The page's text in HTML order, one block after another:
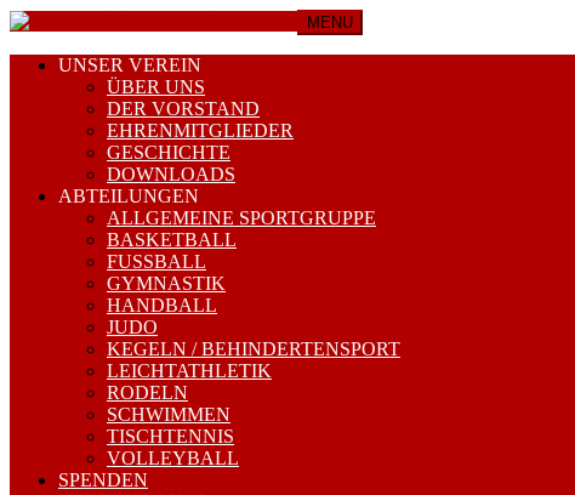
MENU
UNSER VEREIN
ÜBER UNS
DER VORSTAND
EHRENMITGLIEDER
GESCHICHTE
DOWNLOADS
ABTEILUNGEN
ALLGEMEINE SPORTGRUPPE
BASKETBALL
FUSSBALL
GYMNASTIK
HANDBALL
JUDO
KEGELN / BEHINDERTENSPORT
LEICHTATHLETIK
RODELN
SCHWIMMEN
TISCHTENNIS
VOLLEYBALL
SPENDEN